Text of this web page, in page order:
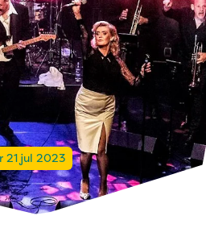
21 jul 2023